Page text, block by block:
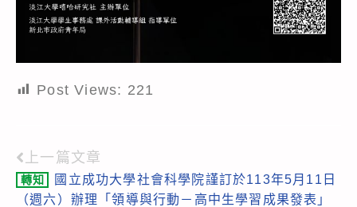
Post Views: 221
Read
more
上一篇文章
轉知
國立成功大學社會科學院謹訂於113年5月11日
（週六）辦理「領導與行動－高中生學習成果發表」